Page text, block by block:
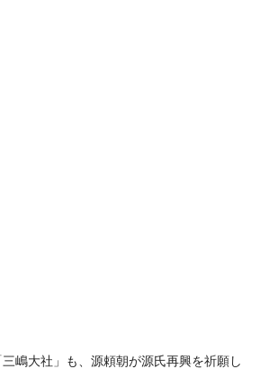
嶋大社」も、源頼朝が源氏再興を祈願し